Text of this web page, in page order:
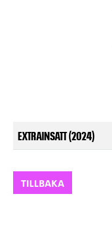
EXTRAINSATT (2024)
TILLBAKA